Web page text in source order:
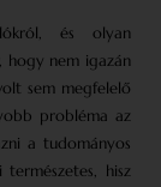
és olyan
hogy nem igazán
sem megfelelő
probléma az
a tudományos
hisz